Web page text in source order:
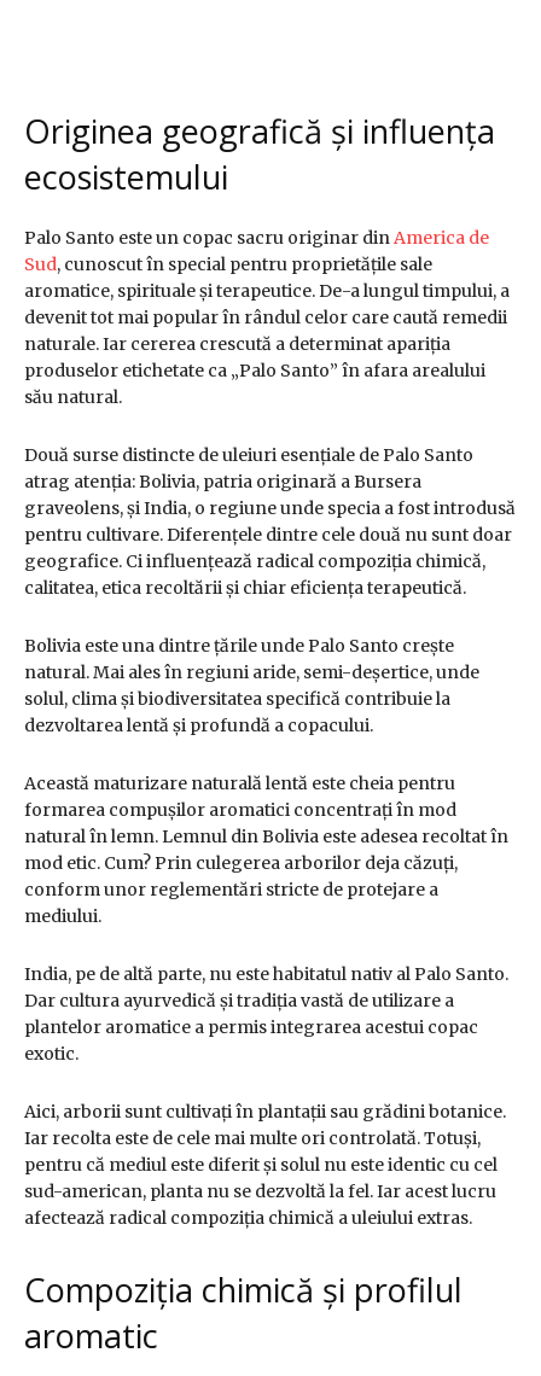
Originea geografică și influența
ecosistemului
Palo Santo este un copac sacru originar dinAmerica de
Sud, cunoscut în special pentru proprietățile sale
aromatice, spirituale și terapeutice. De-a lungul timpului, a
devenit tot mai popular în rândul celor care caută remedii
naturale. Iar cererea crescută a determinat apariția
produselor etichetate ca „Palo Santo” în afara arealului
său natural.
Două surse distincte de uleiuri esențiale de Palo Santo
atrag atenția: Bolivia, patria originară a Bursera
graveolens, și India, o regiune unde specia a fost introdusă
pentru cultivare. Diferențele dintre cele două nu sunt doar
geografice. Ci influențează radical compoziția chimică,
calitatea, etica recoltării și chiar eficiența terapeutică.
Bolivia este una dintre țările unde Palo Santo crește
natural. Mai ales în regiuni aride, semi-deșertice, unde
solul, clima și biodiversitatea specifică contribuie la
dezvoltarea lentă și profundă a copacului.
Această maturizare naturală lentă este cheia pentru
formarea compușilor aromatici concentrați în mod
natural în lemn. Lemnul din Bolivia este adesea recoltat în
mod etic. Cum? Prin culegerea arborilor deja căzuți,
conform unor reglementări stricte de protejare a
mediului.
India, pe de altă parte, nu este habitatul nativ al Palo Santo.
Dar cultura ayurvedică și tradiția vastă de utilizare a
plantelor aromatice a permis integrarea acestui copac
exotic.
Aici, arborii sunt cultivați în plantații sau grădini botanice.
Iar recolta este de cele mai multe ori controlată. Totuși,
pentru că mediul este diferit și solul nu este identic cu cel
sud-american, planta nu se dezvoltă la fel. Iar acest lucru
afectează radical compoziția chimică a uleiului extras.
Compoziția chimică și profilul
aromatic